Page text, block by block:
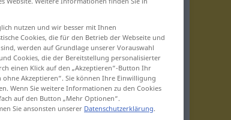
nutzen und wir besser mit Ihnen
Cookies, die für den Betrieb der Webseite und
werden auf Grundlage unserer Vorauswahl
Cookies, die der Bereitstellung personalisierter
einen Klick auf den „Akzeptieren“-Button Ihr
Akzeptieren“. Sie können Ihre Einwilligung
Wenn Sie weitere Informationen zu den Cookies
auf den Button „Mehr Optionen“.
Sie ansonsten unserer Datenschutzerklärung.